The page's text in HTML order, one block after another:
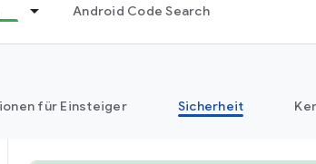
Android Code Search
für Einsteiger Sicherheit